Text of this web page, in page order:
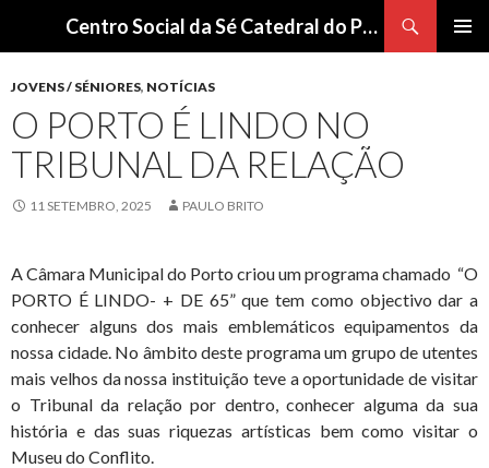
Centro Social da Sé Catedral do Porto
O
CONTEÚDO
JOVENS / SÉNIORES, NOTÍCIAS
O PORTO É LINDO NO
TRIBUNAL DA RELAÇÃO
11 SETEMBRO, 2025 PAULO BRITO
A Câmara Municipal do Porto criou um programa chamado “O
PORTO É LINDO- + DE 65” que tem como objectivo dar a
conhecer alguns dos mais emblemáticos equipamentos da
nossa cidade. No âmbito deste programa um grupo de utentes
mais velhos da nossa instituição teve a oportunidade de visitar
o Tribunal da relação por dentro, conhecer alguma da sua
história e das suas riquezas artísticas bem como visitar o
Museu do Conflito.